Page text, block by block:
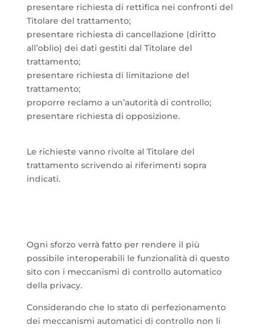
presentare richiesta di rettifica nei confronti del
Titolare del trattamento;
presentare richiesta di cancellazione (diritto
all’oblio) dei dati gestiti dal Titolare del
trattamento;
presentare richiesta di limitazione del
trattamento;
proporre reclamo a un’autorità di controllo;
presentare richiesta di opposizione.
Le richieste vanno rivolte al Titolare del
trattamento scrivendo ai riferimenti sopra
indicati.
Ogni sforzo verrà fatto per rendere il più
possibile interoperabili le funzionalità di questo
sito con i meccanismi di controllo automatico
della privacy.
Considerando che lo stato di perfezionamento
dei meccanismi automatici di controllo non li